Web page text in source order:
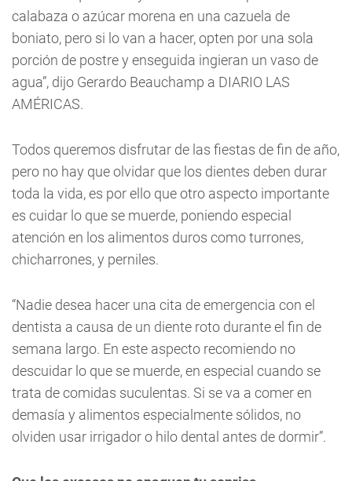
calabaza o azúcar morena en una cazuela de
boniato, pero si lo van a hacer, opten por una sola
porción de postre y enseguida ingieran un vaso de
agua”, dijo Gerardo Beauchamp a DIARIO LAS
AMÉRICAS.
Todos queremos disfrutar de las fiestas de fin de año,
pero no hay que olvidar que los dientes deben durar
toda la vida, es por ello que otro aspecto importante
es cuidar lo que se muerde, poniendo especial
atención en los alimentos duros como turrones,
chicharrones, y perniles.
“Nadie desea hacer una cita de emergencia con el
dentista a causa de un diente roto durante el fin de
semana largo. En este aspecto recomiendo no
descuidar lo que se muerde, en especial cuando se
trata de comidas suculentas. Si se va a comer en
demasía y alimentos especialmente sólidos, no
olviden usar irrigador o hilo dental antes de dormir”.